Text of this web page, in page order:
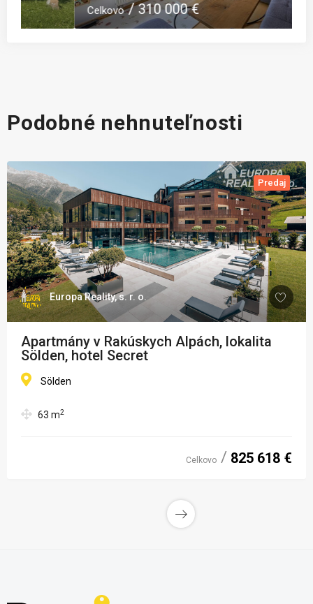
Celkovo 310 000 €
Podobné nehnuteľnosti
Predaj
Europa Reality, s. r. o.
Apartmány v Rakúskych Alpách, lokalita
Sölden, hotel Secret
Sölden
63 m2
Celkovo 825 618 €